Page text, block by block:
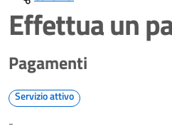
Effettua un
Pagamenti
Servizio attivo
-